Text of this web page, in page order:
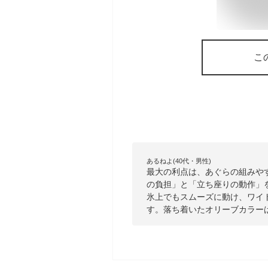
こ
あるねよ(40代・男性)
最大の利点は、あぐらの組み
の負担」と「立ち座りの動作
氷上でもスムーズに動け、ワ
す。落ち着いたオリーブカラ